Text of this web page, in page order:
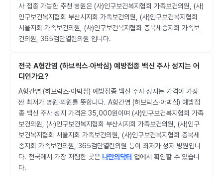
사 접종 가능한 추천 병원은 (사)인구보건복지협회 가족보건의원, (사)
인구보건복지협회 부산시지회 가족보건의원, (사)인구보건복지협회
서울지회 가족보건의원, (사)인구보건복지협회 충북세종지회 가족보
건의원, 365검단열린의원 입니다.
전국 A형간염 (하브릭스·아박심) 예방접종 백신 주사 성지는 어
디인가요?
A형간염 (하브릭스·아박심) 예방접종 백신 주사 성지는 가격이 가장
싼 최저가 병원·의원를 뜻합니다. A형간염 (하브릭스·아박심) 예방접
종 백신 주사 성지 가격은 35,000원이며 (사)인구보건복지협회 가족
보건의원, (사)인구보건복지협회 부산시지회 가족보건의원, (사)인구
보건복지협회 서울지회 가족보건의원, (사)인구보건복지협회 충북세
종지회 가족보건의원, 365검단열린의원 등이 최저가 성지 병원입니
다. 전국에서 가장 저렴한 곳은 나만의닥터 앱에서 확인할 수 있습니
다.